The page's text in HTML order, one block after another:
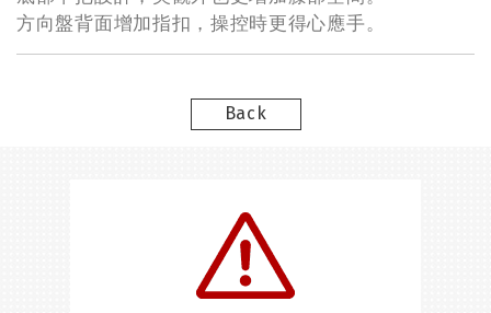
方向盤背面增加指扣，操控時更得心應手。
Back